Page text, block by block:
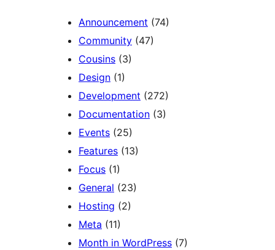
Announcement (74)
Community (47)
Cousins (3)
Design (1)
Development (272)
Documentation (3)
Events (25)
Features (13)
Focus (1)
General (23)
Hosting (2)
Meta (11)
Month in WordPress (7)